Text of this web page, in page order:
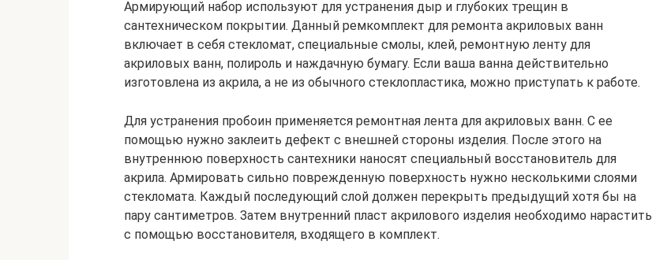
Армирующий набор используют для устранения дыр и глубоких трещин в
сантехническом покрытии. Данный ремкомплект для ремонта акриловых ванн
включает в себя стекломат, специальные смолы, клей, ремонтную ленту для
акриловых ванн, полироль и наждачную бумагу. Если ваша ванна действительно
изготовлена из акрила, а не из обычного стеклопластика, можно приступать к работе.
Для устранения пробоин применяется ремонтная лента для акриловых ванн. С ее
помощью нужно заклеить дефект с внешней стороны изделия. После этого на
внутреннюю поверхность сантехники наносят специальный восстановитель для
акрила. Армировать сильно поврежденную поверхность нужно несколькими слоями
стекломата. Каждый последующий слой должен перекрыть предыдущий хотя бы на
пару сантиметров. Затем внутренний пласт акрилового изделия необходимо нарастить
с помощью восстановителя, входящего в комплект.